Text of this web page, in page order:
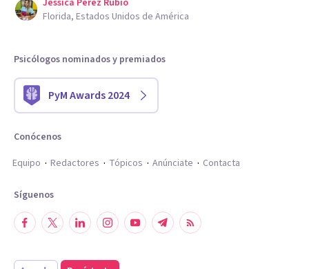
Jessica Perez Rubio
Florida, Estados Unidos de América
Psicólogos nominados y premiados
PyM Awards 2024
Conócenos
Equipo
Redactores Tópicos Anúnciate Contacta
Síguenos